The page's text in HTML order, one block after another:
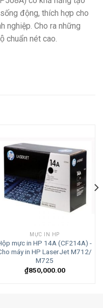
động, thích hợp cho
nghiệp. Cho ra những
chuẩn nét cao.
MỰC IN HP
mực in HP 14A (CF214A) -
máy in HP LaserJet M712/
M725
₫850,000.00